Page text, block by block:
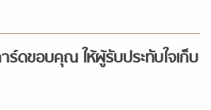
ร์ดขอบคุณ ให้ผู้รับประทับใจเก็บ